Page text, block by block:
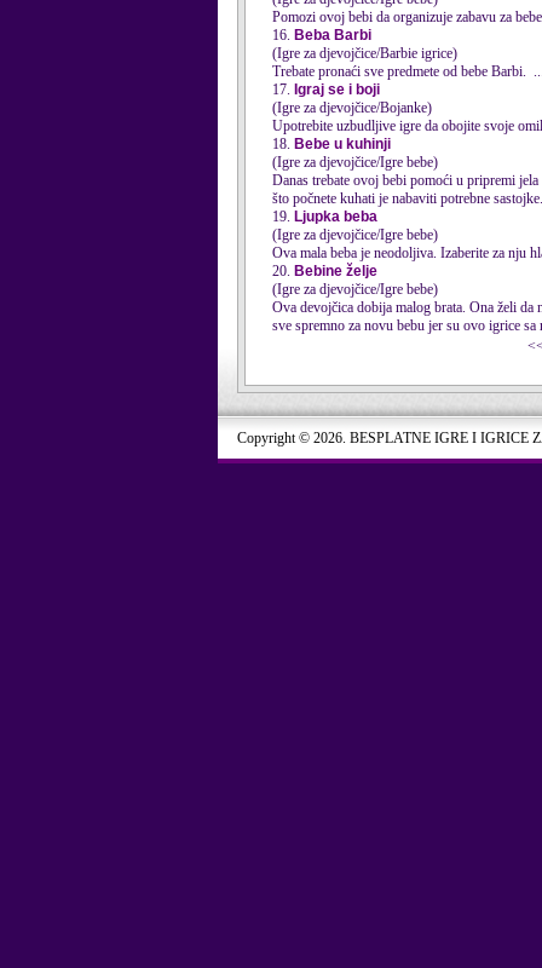
Pomozi ovoj bebi da organizuje zabavu za bebe
16. Beba Barbi
(Igre za djevojčice/Barbie igrice)
Trebate pronaći sve predmete od bebe Barbi.
17. Igraj se i boji
(Igre za djevojčice/Bojanke)
Upotrebite uzbudljive igre da obojite svoje
18. Bebe u kuhinji
(Igre za djevojčice/Igre bebe)
Danas trebate ovoj bebi pomoći u pripremi
što počnete kuhati je nabaviti potrebne
19. Ljupka beba
(Igre za djevojčice/Igre bebe)
Ova mala beba je neodoljiva. Izaberite za nju
20. Bebine želje
(Igre za djevojčice/Igre bebe)
Ova devojčica dobija malog brata. Ona želi da
sve spremno za novu bebu jer su ovo igrice sa
Copyright © 2026. BESPLATNE IGRE I IGRICE